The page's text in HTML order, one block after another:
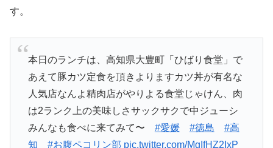
す。
本日のランチは、高知県大豊町「ひばり食堂」で
あえて豚カツ定食を頂きよりますカツ丼が有名な
人気店なんよ精肉店がやりよる食堂じゃけん、肉
は2ランク上の美味しさサックサクで中ジューシ
みんなも食べに来てみて〜 #愛媛 #徳島
#高
知
#お腹ペコリン部 pic.twitter.com/MgIfHZ2IxP